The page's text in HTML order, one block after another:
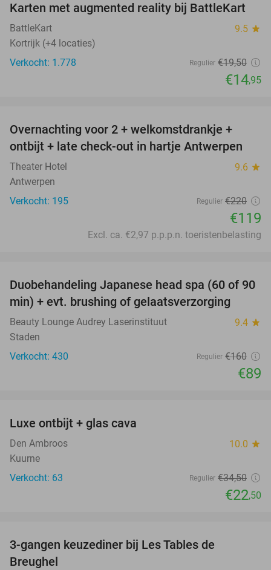
23%
Karten met augmented reality bij BattleKart
BattleKart 9.5 star
Kortrijk (+4 locaties)
Verkocht: 1.778
Regulier €19,50
€14,95
Overnachting voor 2 + welkomstdrankje +
ontbijt + late check-out in hartje Antwerpen
Theater Hotel 9.6 star
Antwerpen
Verkocht: 195
Regulier €220
€119
Excl. ca. €2,97 p.p.p.n. toeristenbelasting
44%
Duobehandeling Japanese head spa (60 of 90
min) + evt. brushing of gelaatsverzorging
Beauty Lounge Audrey Laserinstituut 9.4 star
Staden
Verkocht: 430
Regulier €160
€89
Luxe ontbijt + glas cava
Den Ambroos 10.0 star
Kuurne
Verkocht: 63
Regulier €34,50
€22,50
3-gangen keuzediner bij Les Tables de
Breughel